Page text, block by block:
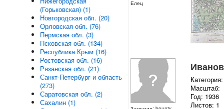
Елец
Масштаб:
Год: 1936
Листов: 1
(Горьковская) (1)
Новгородская обл. (20)
Орловская обл. (76)
Пермская обл. (3)
Псковская обл. (134)
Республика Крым (16)
Ростовская обл. (16)
Рязанская обл. (21)
Санкт-Петербург и область
(273)
Саратовская обл. (2)
Сахалин (1)